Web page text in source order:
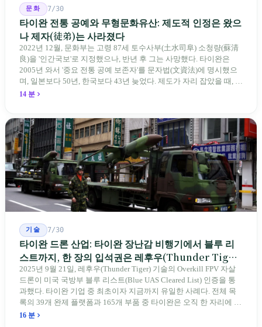
문화 7/30
타이완 전통 공예와 무형문화유산: 제도적 인정은 왔으
나 제자(徒弟)는 사라졌다
2022년 12월, 문화부는 고령 87세 토수사부(土水司阜) 소청량(蘇清
良)을 '인간국보'로 지정했으나, 반년 후 그는 사망했다. 타이완은
2005년 와서 '중요 전통 공예 보존자'를 문자법(文資法)에 명시했으
며, 일본보다 50년, 한국보다 43년 늦었다. 제도가 자리 잡았을 때, 제
자 제도는 이미 1970-80년대 산업화 과정에서 붕괴되었다. 600여 명
14 분
기술 7/30
타이완 드론 산업: 타이완 장난감 비행기에서 블루 리
스트까지, 한 장의 입석권은 레후우(Thunder Tiger)
에게
2025년 9월 21일, 레후우(Thunder Tiger) 기술의 Overkill FPV 자살
드론이 미국 국방부 블루 리스트(Blue UAS Cleared List) 인증을 통
과했다. 타이완 기업 중 최초이자 지금까지 유일한 사례다. 전체 목
록의 39개 완제 플랫폼과 165개 부품 중 타이완은 오직 한 자리에 불
과하다. 2026년 4월, 미국 양당 소속 상원의원 4명이 《타이완을 위
16 분